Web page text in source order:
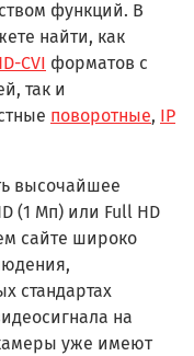
функций. В
найти, как
CVI форматов с
так и
поворотные, IP
высочайшее
(1 Мп) или Full HD
сайте широко
стандартах
на
уже имеют